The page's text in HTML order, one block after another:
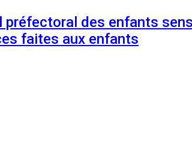
préfectoral des enfants
faites aux enfants